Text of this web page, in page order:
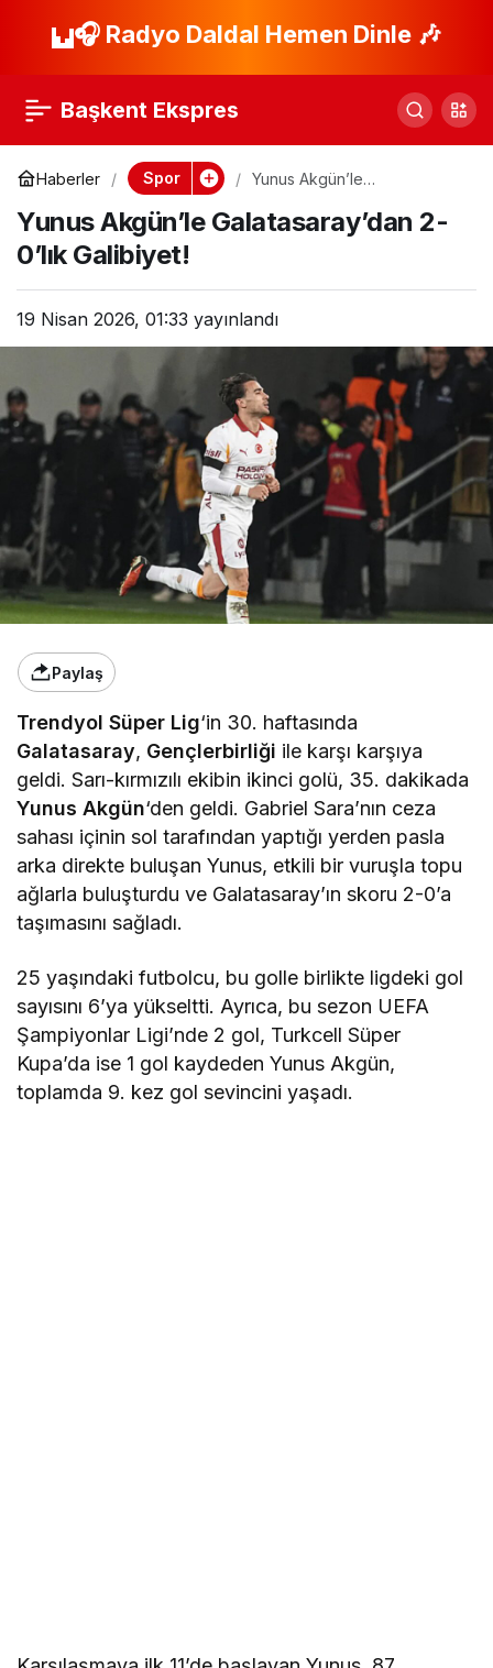
🎧 Radyo Daldal Hemen Dinle 🎶
Başkent Ekspres
Haberler Spor
Yunus Akgün’le
Galibiyet!
Yunus Akgün’le Galatasaray’dan 2-
0’lık Galibiyet!
19 Nisan 2026, 01:33 yayınlandı
Paylaş
Trendyol Süper Lig‘in 30. haftasında
Galatasaray, Gençlerbirliği ile karşı karşıya
geldi. Sarı-kırmızılı ekibin ikinci golü, 35. dakikada
Yunus Akgün‘den geldi. Gabriel Sara’nın ceza
sahası içinin sol tarafından yaptığı yerden pasla
arka direkte buluşan Yunus, etkili bir vuruşla topu
ağlarla buluşturdu ve Galatasaray’ın skoru 2-0’a
taşımasını sağladı.
25 yaşındaki futbolcu, bu golle birlikte ligdeki gol
sayısını 6’ya yükseltti. Ayrıca, bu sezon UEFA
Şampiyonlar Ligi’nde 2 gol, Turkcell Süper
Kupa’da ise 1 gol kaydeden Yunus Akgün,
toplamda 9. kez gol sevincini yaşadı.
Galatasaray-
Kupa İçin Hazırız!
Paylaş